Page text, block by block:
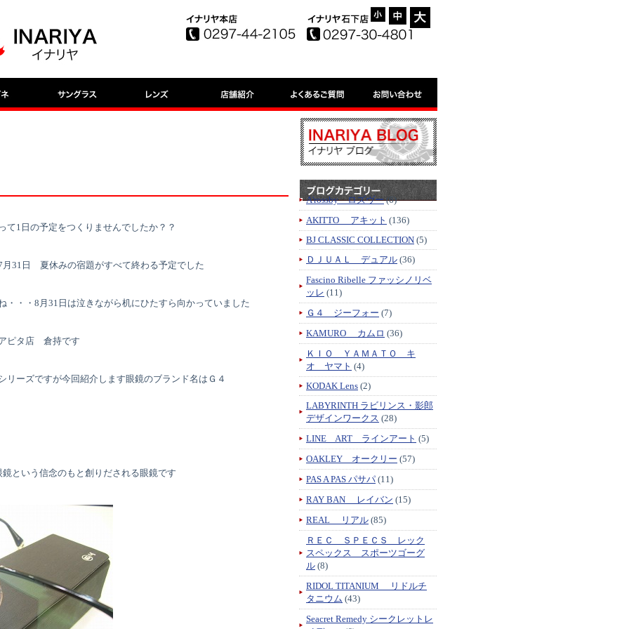
- +
=
1日の予定をつくりませんでしたか？？
31日 夏休みの宿題がすべて終わる予定でした
・・・8月31日は泣きながら机にひたすら向かっていました
ピタ店 倉持です
リーズですが今回紹介します眼鏡のブランド名はＧ４
鏡という信念のもと創りだされる眼鏡です
A'rossby ロズヴー(6)
AKITTO アキット (136)
BJ CLASSIC COLLECTION (5)
ＤＪＵＡＬ デュアル (36)
Fascino Ribelle ファッシノリベ
ッレ (11)
Ｇ４ ジーフォー (7)
KAMURO カムロ (36)
ＫＩＯ ＹＡＭＡＴＯ キ
オ ヤマト (4)
KODAK Lens (2)
LABYRINTH ラビリンス・影郎
デザインワークス (28)
LINE ART ラインアート (5)
OAKLEY オークリー (57)
PAS A PAS パサパ (11)
RAY BAN レイバン (15)
REAL リアル (85)
ＲＥＣ ＳＰＥＣＳ レック
スペックス スポーツゴーグ
ル (8)
RIDOL TITANIUM リドルチ
タニウム (43)
Seacret Remedy シークレットレ